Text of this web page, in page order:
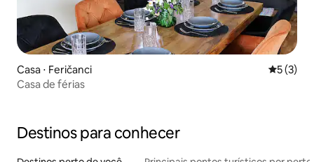
Casa ⋅ Feričanci 5 de
5 (3)
Casa de férias
Destinos para conhecer